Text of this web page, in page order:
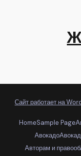
Сайт работает на
HomeSample Page
Авокадо
Авторам и